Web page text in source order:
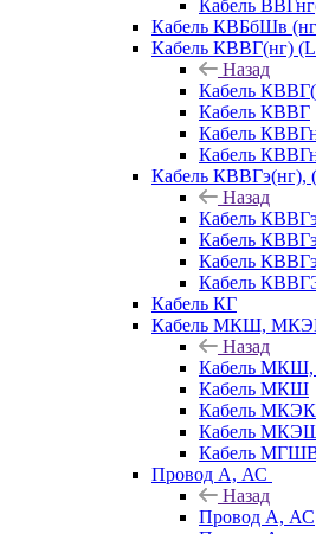
Кабель
Кабель КВБбШв
Кабель КВВГ(нг)
Назад
Кабель
Кабель КВВГ
Кабель
Кабель
Кабель КВВГэ(нг),
Назад
Кабель
Кабель
Кабель
Кабель
Кабель КГ
Кабель МКШ,
Назад
Кабель
Кабель МКШ
Кабель
Кабель
Кабель
Провод А, АС
Назад
Провод А, АС